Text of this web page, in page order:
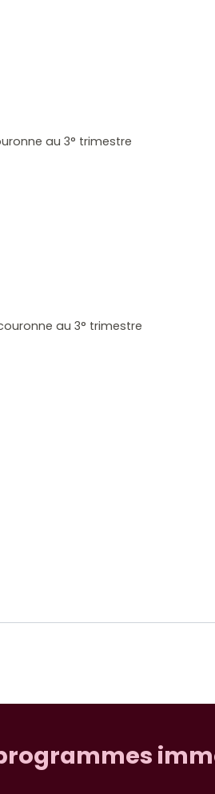
au 3° trimestre
au 3° trimestre